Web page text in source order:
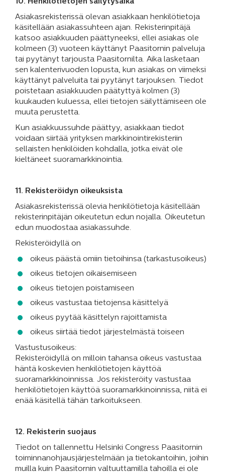
10. Henkilötietojen säilytysaika
Asiakasrekisterissä olevan asiakkaan henkilötietoja
käsitellään asiakassuhteen ajan. Rekisterinpitäjä
katsoo asiakkuuden päättyneeksi, ellei asiakas ole
kolmeen (3) vuoteen käyttänyt Paasitornin palveluja
tai pyytänyt tarjousta Paasitornilta. Aika lasketaan
sen kalenterivuoden lopusta, kun asiakas on viimeksi
käyttänyt palveluita tai pyytänyt tarjouksen. Tiedot
poistetaan asiakkuuden päätyttyä kolmen (3)
kuukauden kuluessa, ellei tietojen säilyttämiseen ole
muuta perustetta.
Kun asiakkuussuhde päättyy, asiakkaan tiedot
voidaan siirtää yrityksen markkinointirekisteriin
sellaisten henkilöiden kohdalla, jotka eivät ole
kieltäneet suoramarkkinointia.
11. Rekisteröidyn oikeuksista
Asiakasrekisterissä olevia henkilötietoja käsitellään
rekisterinpitäjän oikeutetun edun nojalla. Oikeutetun
edun muodostaa asiakassuhde.
Rekisteröidyllä on
oikeus päästä omiin tietoihinsa (tarkastusoikeus)
oikeus tietojen oikaisemiseen
oikeus tietojen poistamiseen
oikeus vastustaa tietojensa käsittelyä
oikeus pyytää käsittelyn rajoittamista
oikeus siirtää tiedot järjestelmästä toiseen
Vastustusoikeus:
Rekisteröidyllä on milloin tahansa oikeus vastustaa
häntä koskevien henkilötietojen käyttöä
suoramarkkinoinnissa. Jos rekisteröity vastustaa
henkilötietojen käyttöä suoramarkkinoinnissa, niitä ei
enää käsitellä tähän tarkoitukseen.
12. Rekisterin suojaus
Tiedot on tallennettu Helsinki Congress Paasitornin
toiminnanohjausjärjestelmään ja tietokantoihin, joihin
muilla kuin Paasitornin valtuuttamilla tahoilla ei ole